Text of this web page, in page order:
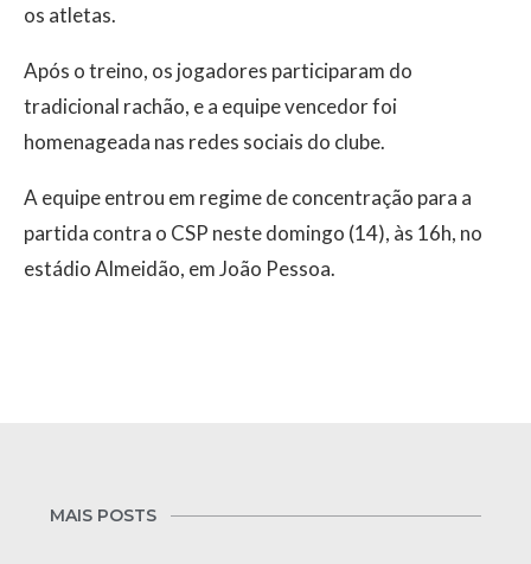
os atletas.
Após o treino, os jogadores participaram do
tradicional rachão, e a equipe vencedor foi
homenageada nas redes sociais do clube.
A equipe entrou em regime de concentração para a
partida contra o CSP neste domingo (14), às 16h, no
estádio Almeidão, em João Pessoa.
MAIS POSTS